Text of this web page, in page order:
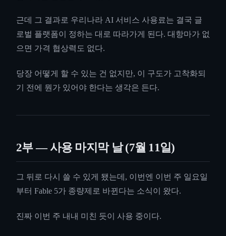
근데 그 결과로 우리나라 AI 서비스 사용료는 결국 글
로벌 플랫폼이 정하는 대로 따라가게 된다. 대항마가 없
으면 가격 협상력도 없다.
당장 어떻게 할 수 있는 건 없지만, 이 구도가 고착화되
기 전에 뭔가 있어야 한다는 생각은 든다.
2부 — 사용 마지막 날 (7월 11일)
그 뒤로 다시 쓸 수 있게 됐는데, 이번엔 이번 주 일요일
부터 Fable 5가 종량제로 바뀐다는 소식이 왔다.
진짜 이번 주 내내 미친 듯이 사용 중이다.